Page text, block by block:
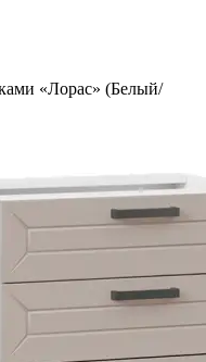
«Лорас» (Белый/